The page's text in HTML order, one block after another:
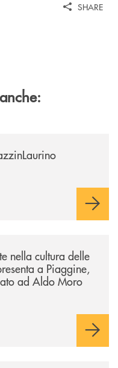
SHARE
nella cultura delle
a Piaggine,
ad Aldo Moro